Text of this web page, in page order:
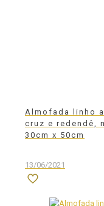
Almofada linho
cruz e redendê,
30cm x 50cm
13/06/2021